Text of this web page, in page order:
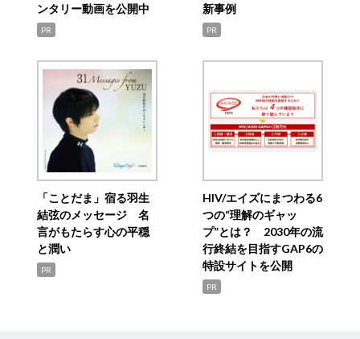
ンタリー動画を公開中
PR
新事例
PR
「ことだま」宿る羽生
結弦のメッセージ 名
言がもたらす心の平穏
と潤い
PR
HIV/エイズにまつわる6
つの“理解のギャッ
プ”とは？ 2030年の流
行終結を目指すGAP6の
特設サイトを公開
PR